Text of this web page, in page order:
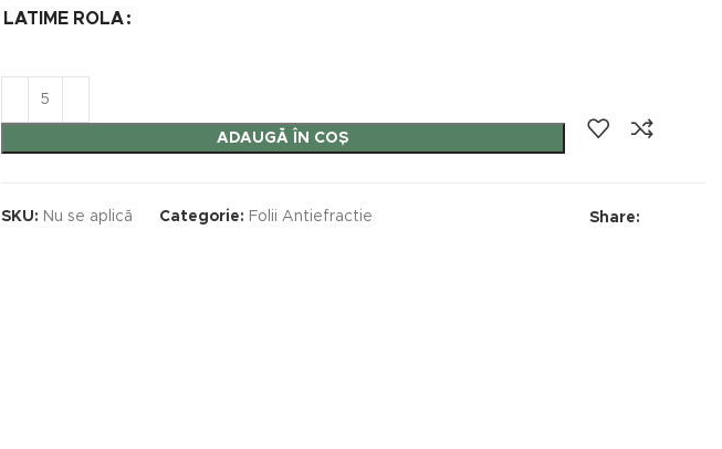
LATIME ROLA
ADAUGĂ ÎN COȘ
SKU: Nu se aplică Categorie: Folii Antiefractie Share: